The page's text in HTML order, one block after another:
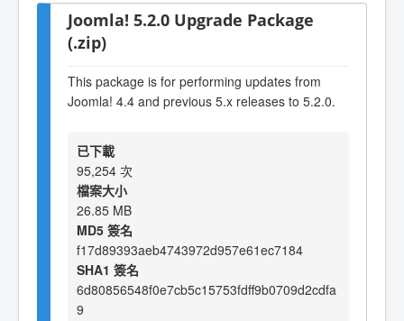
Joomla! 5.2.0 Upgrade Package
(.zip)
This package is for performing updates from
Joomla! 4.4 and previous 5.x releases to 5.2.0.
已下載
95,254 次
檔案大小
26.85 MB
MD5 簽名
f17d89393aeb4743972d957e61ec7184
SHA1 簽名
6d80856548f0e7cb5c15753fdff9b0709d2cdfa
9